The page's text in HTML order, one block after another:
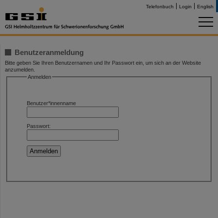
Telefonbuch Login English
Benutzeranmeldung
Bitte geben Sie Ihren Benutzernamen und Ihr Passwort ein, um sich an der Website
anzumelden.
Anmelden
Benutzer*innenname
Passwort: